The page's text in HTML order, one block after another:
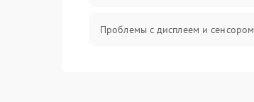
Проблемы с дисплеем и сенсором